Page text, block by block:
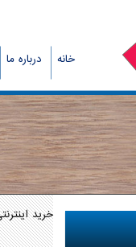
خانه درباره ما
خرید